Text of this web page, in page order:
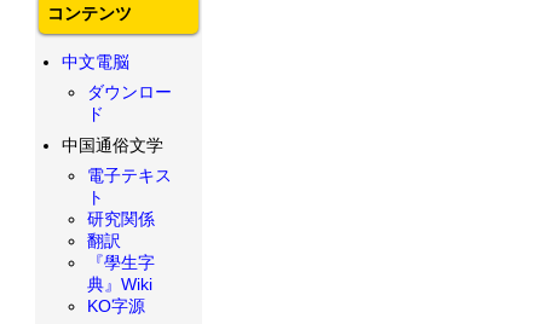
コンテンツ
中文電脳
ダウンロー
ド
中国通俗文学
電子テキス
ト
研究関係
翻訳
『學生字
典』Wiki
KO字源